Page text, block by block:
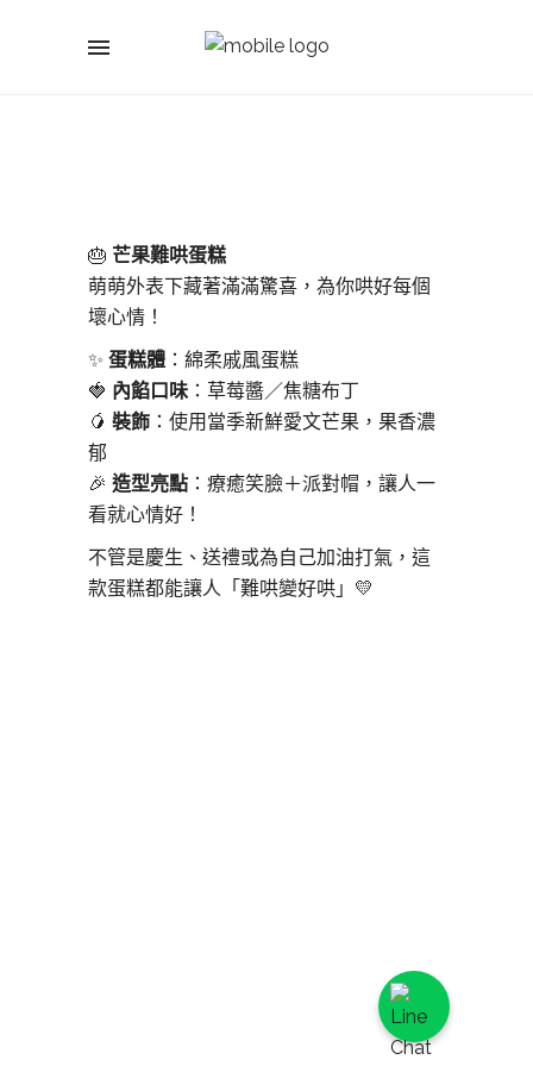
🎂 芒果難哄蛋糕
萌萌外表下藏著滿滿驚喜，為你哄好每個
壞心情！
✨ 蛋糕體 ：綿柔戚風蛋糕
🍓 內餡口味 ：草莓醬／焦糖布丁
🥭 裝飾 ：使用當季新鮮愛文芒果，果香濃
郁
🎉 造型亮點 ：療癒笑臉＋派對帽，讓人一
看就心情好！
不管是慶生、送禮或為自己加油打氣，這
款蛋糕都能讓人「難哄變好哄」💛